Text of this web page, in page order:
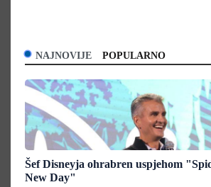
NAJNOVIJE POPULARNO
Šef Disneyja ohrabren uspjehom
New Day"